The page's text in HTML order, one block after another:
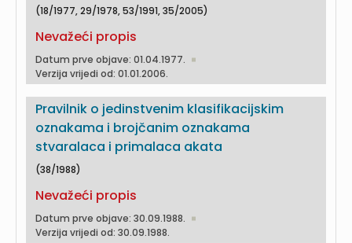
(18/1977, 29/1978, 53/1991, 35/2005)
Nevažeći propis
Datum prve objave: 01.04.1977.
Verzija vrijedi od: 01.01.2006.
Pravilnik o jedinstvenim klasifikacijskim
oznakama i brojčanim oznakama
stvaralaca i primalaca akata
(38/1988)
Nevažeći propis
Datum prve objave: 30.09.1988.
Verzija vrijedi od: 30.09.1988.